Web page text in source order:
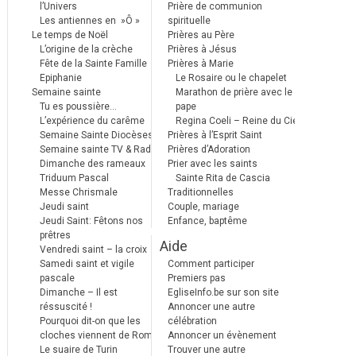
l’Univers
Les antiennes en »Ô »
Le temps de Noël
L’origine de la crèche
Fête de la Sainte Famille
Epiphanie
Semaine sainte
Tu es poussière…
L’expérience du carême
Semaine Sainte Diocèses
Semaine sainte TV & Radio
Dimanche des rameaux
Triduum Pascal
Messe Chrismale
Jeudi saint
Jeudi Saint: Fêtons nos
prêtres
Vendredi saint – la croix
Samedi saint et vigile
pascale
Dimanche – Il est
réssuscité !
Pourquoi dit-on que les
cloches viennent de Rome ?
Le suaire de Turin
Prière de communion
spirituelle
Prières au Père
Prières à Jésus
Prières à Marie
Le Rosaire ou le chapelet
Marathon de prière avec le
pape
Regina Coeli – Reine du Ciel
Prières à l’Esprit Saint
Prières d’Adoration
Prier avec les saints
Sainte Rita de Cascia
Traditionnelles
Couple, mariage
Enfance, baptême
Aide
Comment participer
Premiers pas
EgliseInfo.be sur son site
Annoncer une autre
célébration
Annoncer un évènement
Trouver une autre